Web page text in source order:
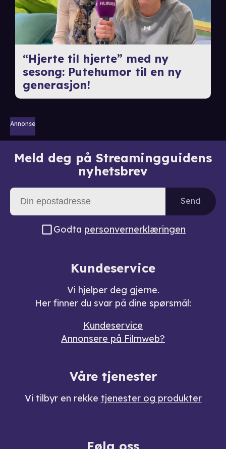
“Hjerte til hjerte” med ny
sesong: Putehumor til en ny
generasjon!
Annonse
Meld deg på Streamingguidens
nyhetsbrev
Send
Godta personvernerklæringen
Kundeservice
Vi hjelper deg gjerne.
Her finner du svar på dine spørsmål:
Kundeservice
Annonsere på Filmweb?
Våre tjenester
Vi tilbyr en rekke tjenester og produkter